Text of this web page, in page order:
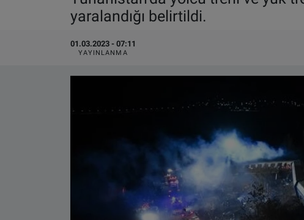
yaralandığı belirtildi.
01.03.2023 - 07:11
YAYINLANMA
VIDEO GALERİ
ALGEMENE VOORWAARDEN